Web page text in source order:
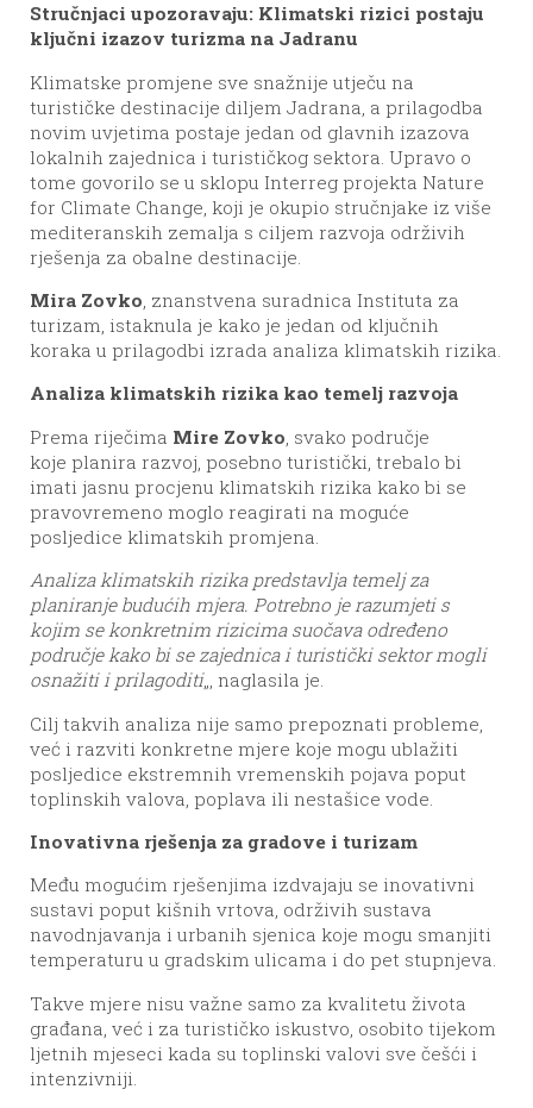
Stručnjaci upozoravaju: Klimatski rizici postaju
ključni izazov turizma na Jadranu
Klimatske promjene sve snažnije utječu na
turističke destinacije diljem Jadrana, a prilagodba
novim uvjetima postaje jedan od glavnih izazova
lokalnih zajednica i turističkog sektora. Upravo o
tome govorilo se u sklopu Interreg projekta Nature
for Climate Change, koji je okupio stručnjake iz više
mediteranskih zemalja s ciljem razvoja održivih
rješenja za obalne destinacije.
Mira Zovko , znanstvena suradnica Instituta za
turizam, istaknula je kako je jedan od ključnih
koraka u prilagodbi izrada analiza klimatskih rizika.
Analiza klimatskih rizika kao temelj razvoja
Prema riječima Mire Zovko , svako područje
koje planira razvoj, posebno turistički, trebalo bi
imati jasnu procjenu klimatskih rizika kako bi se
pravovremeno moglo reagirati na moguće
posljedice klimatskih promjena.
Analiza klimatskih rizika predstavlja temelj za
planiranje budućih mjera. Potrebno je razumjeti s
kojim se konkretnim rizicima suočava određeno
područje kako bi se zajednica i turistički sektor mogli
osnažiti i prilagoditi„, naglasila je.
Cilj takvih analiza nije samo prepoznati probleme,
već i razviti konkretne mjere koje mogu ublažiti
posljedice ekstremnih vremenskih pojava poput
toplinskih valova, poplava ili nestašice vode.
Inovativna rješenja za gradove i turizam
Među mogućim rješenjima izdvajaju se inovativni
sustavi poput kišnih vrtova, održivih sustava
navodnjavanja i urbanih sjenica koje mogu smanjiti
temperaturu u gradskim ulicama i do pet stupnjeva.
Takve mjere nisu važne samo za kvalitetu života
građana, već i za turističko iskustvo, osobito tijekom
ljetnih mjeseci kada su toplinski valovi sve češći i
intenzivniji.